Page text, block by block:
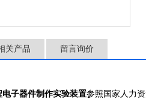
关产品 留言询价
电子器件制作实验装置参照国家人力